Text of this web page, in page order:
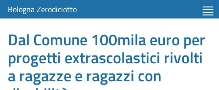
Bologna Zerodiciotto
Dal Comune 100mila euro per
progetti extrascolastici rivolti
a ragazze e ragazzi con